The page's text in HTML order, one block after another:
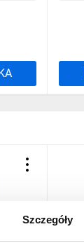
Szczegóły